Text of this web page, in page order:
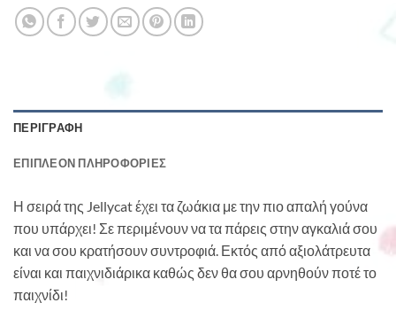
ΠΕΡΙΓΡΑΦΉ
ΕΠΙΠΛΈΟΝ ΠΛΗΡΟΦΟΡΊΕΣ
Η σειρά της Jellycat έχει τα ζωάκια με την πιο απαλή γούνα
που υπάρχει! Σε περιμένουν να τα πάρεις στην αγκαλιά σου
και να σου κρατήσουν συντροφιά. Εκτός από αξιολάτρευτα
είναι και παιχνιδιάρικα καθώς δεν θα σου αρνηθούν ποτέ το
παιχνίδι!